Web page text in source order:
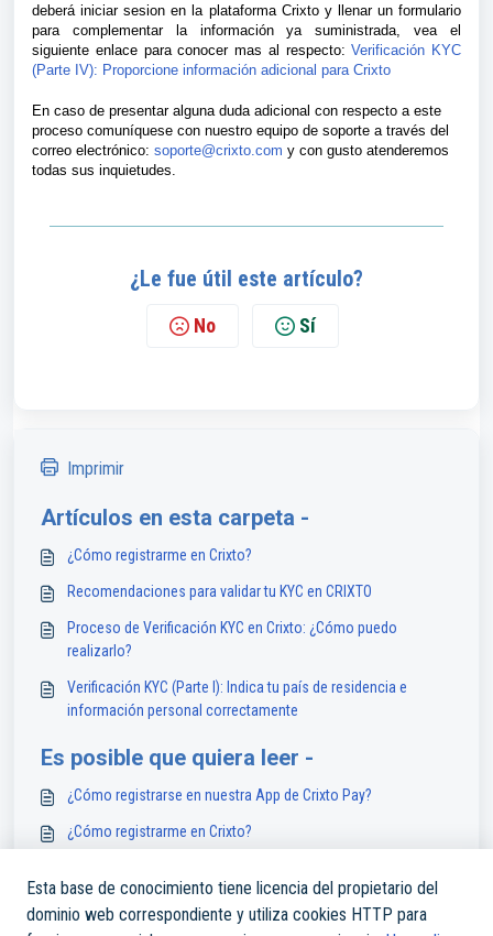
deberá iniciar sesion en la plataforma Crixto y llenar un formulario
para complementar la información ya suministrada, vea el
siguiente enlace para conocer mas al respecto:Verificación KYC
(Parte IV): Proporcione información adicional para Crixto
En caso de presentar alguna duda adicional con respecto a este
proceso comuníquese con nuestro equipo de soporte a través del
correo electrónico: soporte@crixto.com y con gusto atenderemos
todas sus inquietudes.
¿Le fue útil este artículo?
No Sí
Imprimir
Artículos en esta carpeta -
¿Cómo registrarme en Crixto?
Recomendaciones para validar tu KYC en CRIXTO
Proceso de Verificación KYC en Crixto: ¿Cómo puedo
realizarlo?
Verificación KYC (Parte I): Indica tu país de residencia e
información personal correctamente
Es posible que quiera leer -
¿Cómo registrarse en nuestra App de Crixto Pay?
¿Cómo registrarme en Crixto?
adicional para Crixto
¿Cómo puedo agregar contactos a mi Directorio Global en
Esta base de conocimiento tiene licencia del propietario del
dominio web correspondiente y utiliza cookies HTTP para